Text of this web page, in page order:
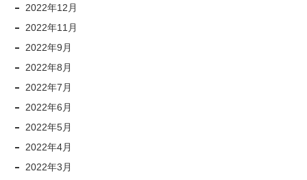
2022年12月
2022年11月
2022年9月
2022年8月
2022年7月
2022年6月
2022年5月
2022年4月
2022年3月